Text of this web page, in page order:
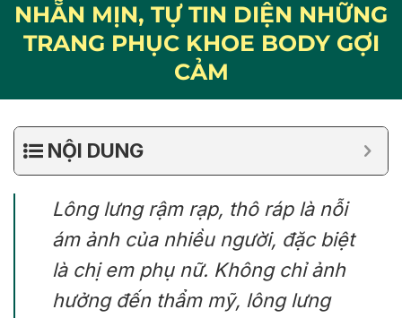
NHẴN MỊN, TỰ TIN DIỆN NHỮNG
TRANG PHỤC KHOE BODY GỢI
CẢM
NỘI DUNG
Lông lưng rậm rạp, thô ráp là nỗi
ám ảnh của nhiều người, đặc biệt
là chị em phụ nữ. Không chỉ ảnh
hưởng đến thẩm mỹ, lông lưng